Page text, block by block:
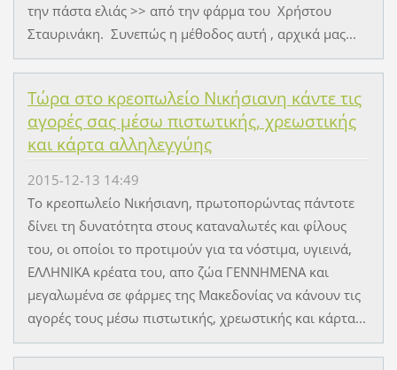
την πάστα ελιάς >> από την φάρμα του Χρήστου
Σταυρινάκη. Συνεπώς η μέθοδος αυτή , αρχικά μας...
Τώρα στο κρεοπωλείο Νικήσιανη κάντε τις
αγορές σας μέσω πιστωτικής, χρεωστικής
και κάρτα αλληλεγγύης
2015-12-13 14:49
Το κρεοπωλείο Νικήσιανη, πρωτοπορώντας πάντοτε
δίνει τη δυνατότητα στους καταναλωτές και φίλους
του, οι οποίοι το προτιμούν για τα νόστιμα, υγιεινά,
ΕΛΛΗΝΙΚΑ κρέατα του, απο ζώα ΓΕΝΝΗΜΕΝΑ και
μεγαλωμένα σε φάρμες της Μακεδονίας να κάνουν τις
αγορές τους μέσω πιστωτικής, χρεωστικής και κάρτα...